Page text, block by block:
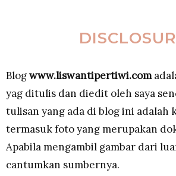
Blogwww.liswantipertiwi.com
yag ditulis dan diedit oleh saya
tulisan yang ada di blog ini adalah
termasuk foto yang merupakan
Apabila mengambil gambar dari
cantumkan sumbernya.